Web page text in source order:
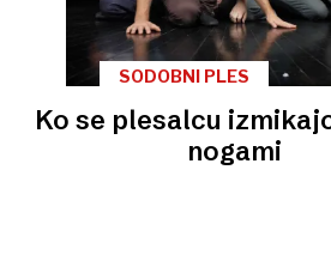
SODOBNI PLES
Ko se plesalcu
nogami